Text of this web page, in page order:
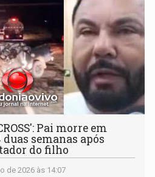
Pai morre em
semanas após
do filho
de 2026 às 14:07